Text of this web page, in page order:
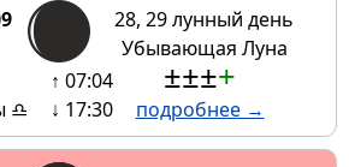
28, 29 лунный день
Убывающая Луна
♎
↑ 07:04
↓ 17:30
±±±+
подробнее →